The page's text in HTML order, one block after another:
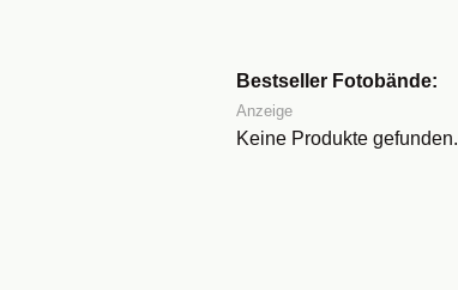
Bestseller Fotobände:
Anzeige
Keine Produkte gefunden.